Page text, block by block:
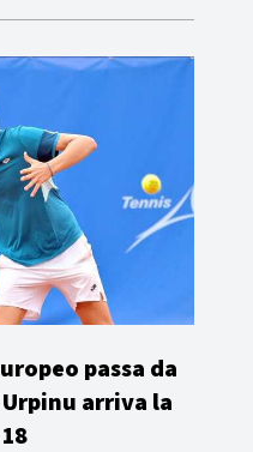
passa da
arriva la